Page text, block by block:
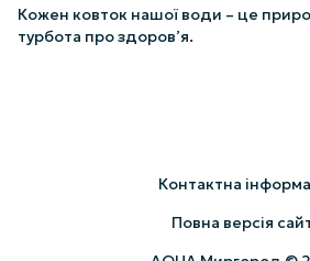
Кожен ковток нашої води – це
турбота про здоров’я.
Контактна
Повна версія